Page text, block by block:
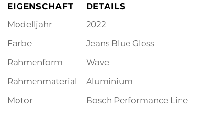
EIGENSCHAFT
DETAILS
Modelljahr
2022
Farbe
Jeans Blue Gloss
Rahmenform
Wave
Rahmenmaterial
Aluminium
Motor
Bosch Performance Line